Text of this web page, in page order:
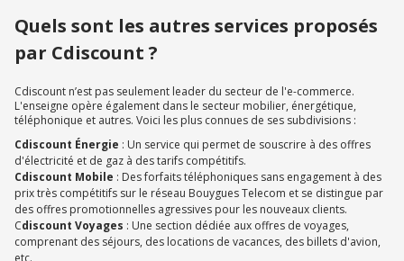
Quels sont les autres services proposés
par Cdiscount ?
Cdiscount n’est pas seulement leader du secteur de l'e-commerce.
L'enseigne opère également dans le secteur mobilier, énergétique,
téléphonique et autres. Voici les plus connues de ses subdivisions :
Cdiscount Énergie : Un service qui permet de souscrire à des offres
d'électricité et de gaz à des tarifs compétitifs.
Cdiscount Mobile : Des forfaits téléphoniques sans engagement à des
prix très compétitifs sur le réseau Bouygues Telecom et se distingue par
des offres promotionnelles agressives pour les nouveaux clients.
Cdiscount Voyages : Une section dédiée aux offres de voyages,
comprenant des séjours, des locations de vacances, des billets d'avion,